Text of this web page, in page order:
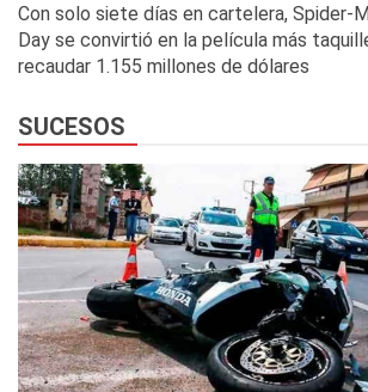
Con solo siete días en cartelera, Spider-
Day se convirtió en la película más
recaudar 1.155 millones de dólares
SUCESOS